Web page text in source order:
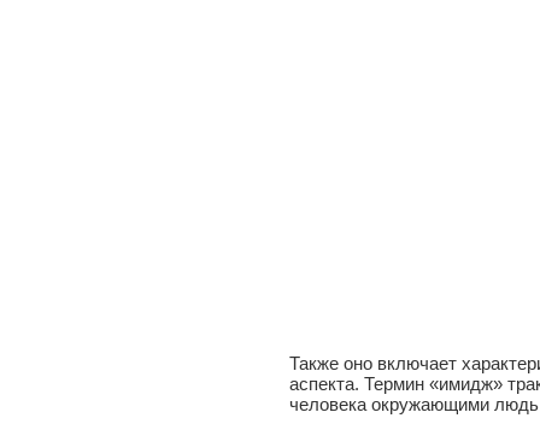
Также оно включает
аспекта. Термин «имидж»
человека окружающими